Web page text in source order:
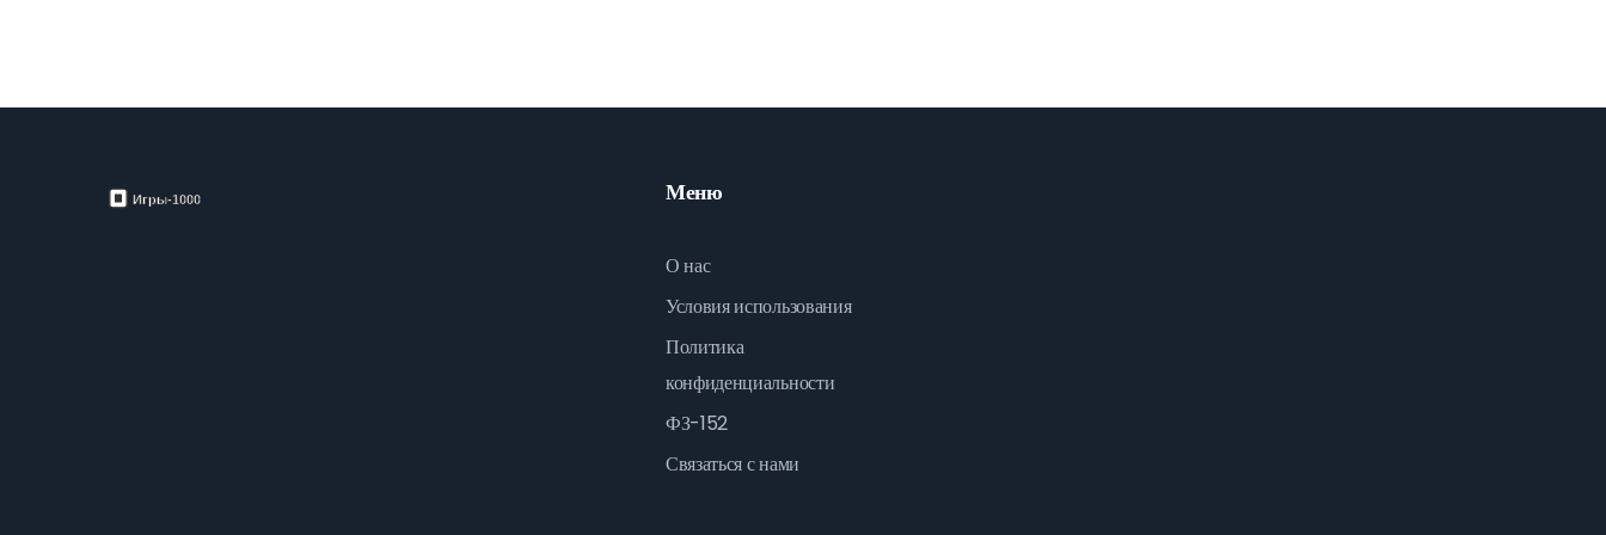
Меню
О нас
Условия использования
Политика
конфиденциальности
ФЗ-152
Связаться с нами